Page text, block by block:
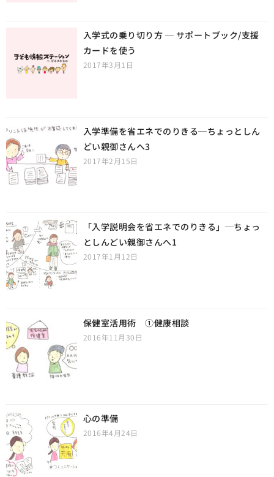
入学式の乗り切り方 ─ サポートブック/支援
カードを使う
2017年3月1日
入学準備を省エネでのりきる─ちょっとしん
どい親御さんへ3
2017年2月15日
「入学説明会を省エネでのりきる」─ちょっ
としんどい親御さんへ1
2017年1月12日
保健室活用術 ①健康相談
2016年11月30日
心の準備
2016年4月24日